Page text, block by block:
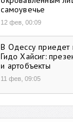
самоувечье
12 фев, 00:09
В Одессу приедет
Гидо Хайсиг:
и артобъекты
11 фев, 09:05